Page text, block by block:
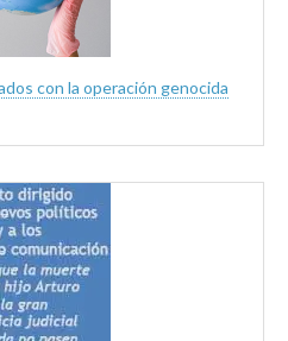
con la operación genocida